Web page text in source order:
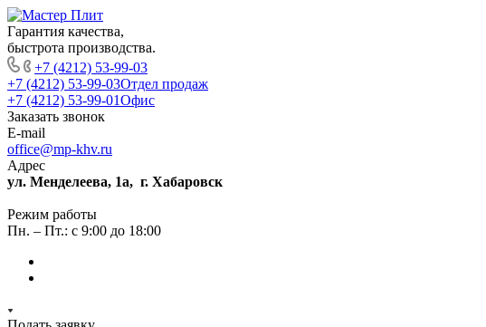
Гарантия качества,
быстрота производства.
+7 (4212) 53-99-03
+7 (4212) 53-99-03Отдел продаж
+7 (4212) 53-99-01Офис
Заказать звонок
E-mail
office@mp-khv.ru
Адрес
ул. Менделеева, 1а, г. Хабаровск
Режим работы
Пн. – Пт.: с 9:00 до 18:00